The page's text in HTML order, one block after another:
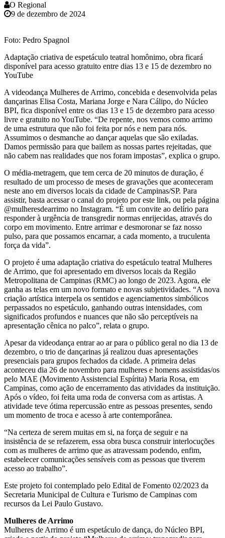
O Regional
9 de dezembro de 2024
Foto: Pedro Spagnol
Adaptação criativa de espetáculo teatral homônimo, obra ficará
disponível para acesso gratuito entre dias 13 e 15 de dezembro no
YouTube
A videodança Mulheres de Arrimo, concebida e desenvolvida pelas
dançarinas Elisa Costa, Mariana Jorge e Nara Cálipo, do Núcleo
BPI, fica disponível entre os dias 13 e 15 de dezembro para acesso
livre e gratuito no YouTube. “De repente, nos vemos como arrimo
de uma estrutura que não foi feita por nós e nem para nós.
Assumimos o desmanche ao dançar aquelas que são exiladas.
Damos permissão para que bailem as nossas partes rejeitadas, que
não cabem nas realidades que nos foram impostas”, explica o grupo.
O média-metragem, que tem cerca de 20 minutos de duração, é
resultado de um processo de meses de gravações que aconteceram
neste ano em diversos locais da cidade de Campinas/SP. Para
assistir, basta acessar o canal do projeto por este link, ou pela página
@mulheresdearrimo no Instagram. “É um convite ao delírio para
responder à urgência de transgredir normas enrijecidas, através do
corpo em movimento. Entre arrimar e desmoronar se faz nosso
pulso, para que possamos encarnar, a cada momento, a truculenta
força da vida”.
O projeto é uma adaptação criativa do espetáculo teatral Mulheres
de Arrimo, que foi apresentado em diversos locais da Região
Metropolitana de Campinas (RMC) ao longo de 2023. Agora, ele
ganha as telas em um novo formato e novas subjetividades. “A nova
criação artística interpela os sentidos e agenciamentos simbólicos
perpassados no espetáculo, ganhando outras intensidades, com
significados profundos e nuances que não são perceptíveis na
apresentação cênica no palco”, relata o grupo.
Apesar da videodança entrar ao ar para o público geral no dia 13 de
dezembro, o trio de dançarinas já realizou duas apresentações
presenciais para grupos fechados da cidade. A primeira delas
aconteceu dia 26 de novembro para mulheres e homens assistidas/os
pelo MAE (Movimento Assistencial Espírita) Maria Rosa, em
Campinas, como ação de encerramento das atividades da instituição.
Após o vídeo, foi feita uma roda de conversa com as artistas. A
atividade teve ótima repercussão entre as pessoas presentes, sendo
um momento de troca e acesso à arte contemporânea.
“Na certeza de serem muitas em si, na força de seguir e na
insistência de se refazerem, essa obra busca construir interlocuções
com as mulheres de arrimo que as atravessam podendo, enfim,
estabelecer comunicações sensíveis com as pessoas que tiverem
acesso ao trabalho”.
Este projeto foi contemplado pelo Edital de Fomento 02/2023 da
Secretaria Municipal de Cultura e Turismo de Campinas com
recursos da Lei Paulo Gustavo.
Mulheres de Arrimo
Mulheres de Arrimo é um espetáculo de dança, do Núcleo BPI,